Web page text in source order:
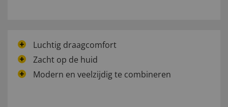
Luchtig draagcomfort
Zacht op de huid
Modern en veelzijdig te combineren